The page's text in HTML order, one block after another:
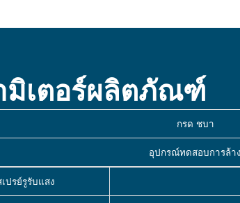
มิเตอร์ผลิตภัณฑ์
กรด ชบา
อุปกรณ์ทดสอบการล้าง
เปรย์รูรับแสง